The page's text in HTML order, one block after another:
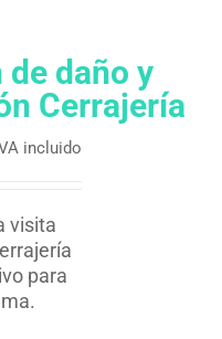
de daño y
Cerrajería
incluido
visita
para